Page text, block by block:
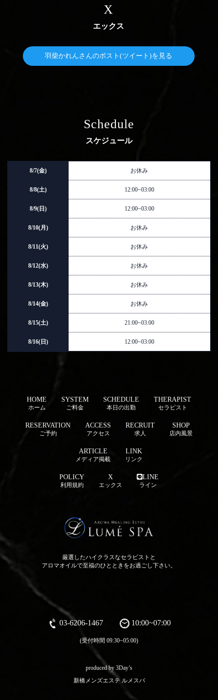
メンタイTKG
ングでお...
2026/1/29(木) 11:09 羽柴かれん
かしすぎ...
ぴすぴす
昨日も③枠全枠本指様でありがとした🈵💯
海外から...
羽柴かれん
X
エックス
羽柴かれんさんのポスト(ツイート)を見る
Schedule
スケジュール
8/7(金)
8/8(土)
8/9(日)
8/10(月)
8/11(火)
8/12(水)
8/13(木)
8/14(金)
8/15(土)
8/16(日)
お休み
12:00~03:00
12:00~03:00
お休み
お休み
お休み
お休み
お休み
21:00~03:00
12:00~03:00
HOME
ホーム
SYSTEM
ご料金
SCHEDULE
本日の出勤
THERAPIST
セラピスト
RESERVATION
ご予約
ACCESS
アクセス
RECRUIT
求人
SHOP
店内風景
ARTICLE
メディア掲載
LINK
リンク
POLICY
利用規約
X
エックス
LINE
ライン
厳選したハイクラスなセラピストと
アロマオイルで至福のひとときをお過ごし下さい。
03-6206-1467 10:00~07:00
(受付時間 09:30~05:00)
produced by 3Day’s
新橋メンズエステ ルメスパ